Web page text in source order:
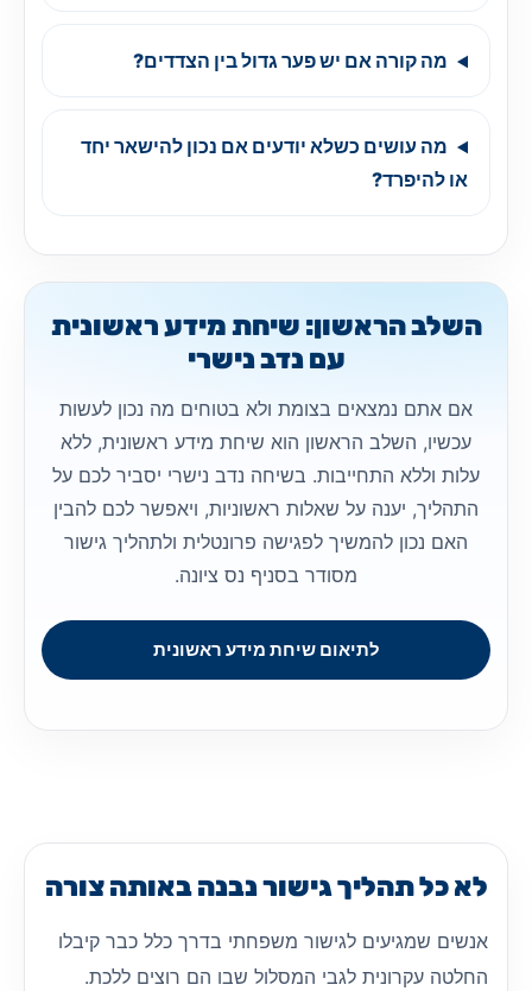
מה קורה אם יש פער גדול בין הצדדים?
מה עושים כשלא יודעים אם נכון להישאר יחד
או להיפרד?
השלב הראשון: שיחת מידע ראשונית
עם נדב נישרי
אם אתם נמצאים בצומת ולא בטוחים מה נכון לעשות
עכשיו, השלב הראשון הוא שיחת מידע ראשונית, ללא
עלות וללא התחייבות. בשיחה נדב נישרי יסביר לכם על
התהליך, יענה על שאלות ראשוניות, ויאפשר לכם להבין
האם נכון להמשיך לפגישה פרונטלית ולתהליך גישור
מסודר בסניף נס ציונה.
לתיאום שיחת מידע ראשונית
לא כל תהליך גישור נבנה באותה צורה
אנשים שמגיעים לגישור משפחתי בדרך כלל כבר קיבלו
החלטה עקרונית לגבי המסלול שבו הם רוצים ללכת.